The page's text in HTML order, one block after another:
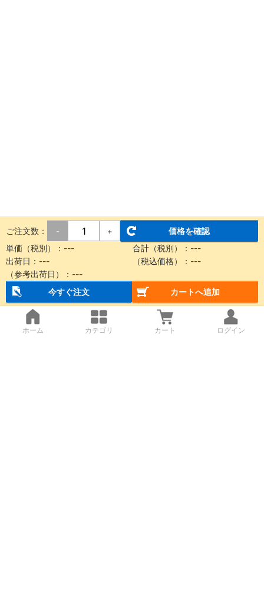
ご注文数： - +
価格を確認
単価（税別）： --- 合計（税別）： ---
出荷日： --- （税込価格）： ---
（参考出荷日）： ---
今すぐ注文
カートへ追加
ホーム カテゴリ カート ログイン